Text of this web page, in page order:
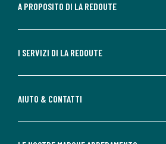
A PROPOSITO DI LA REDOUTE
I SERVIZI DI LA REDOUTE
AIUTO & CONTATTI